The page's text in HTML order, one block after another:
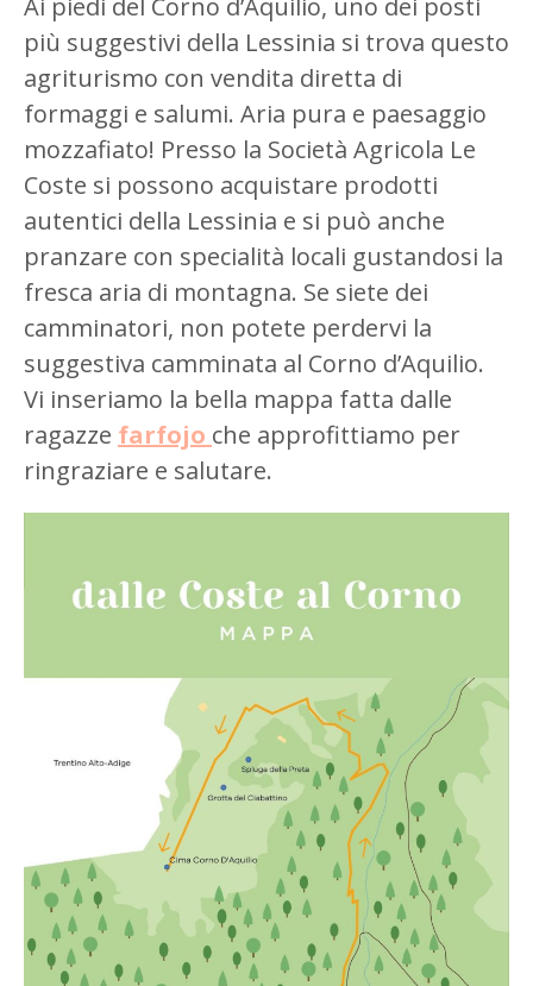
Ai piedi del Corno d’Aquilio, uno dei posti
più suggestivi della Lessinia si trova questo
agriturismo con vendita diretta di
formaggi e salumi. Aria pura e paesaggio
mozzafiato! Presso la Società Agricola Le
Coste si possono acquistare prodotti
autentici della Lessinia e si può anche
pranzare con specialità locali gustandosi la
fresca aria di montagna. Se siete dei
camminatori, non potete perdervi la
suggestiva camminata al Corno d’Aquilio.
Vi inseriamo la bella mappa fatta dalle
ragazze farfojo che approfittiamo per
ringraziare e salutare.